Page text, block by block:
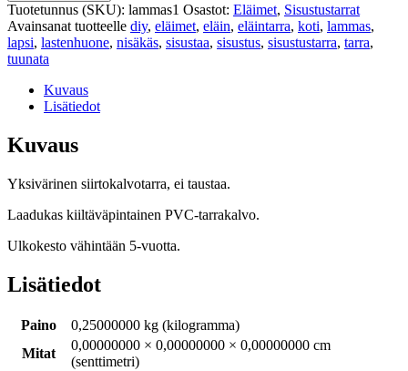
Tuotetunnus (SKU): lammas1 Osastot: Eläimet, Sisustustarrat
Avainsanat tuotteelle diy, eläimet, eläin, eläintarra, koti, lammas,
lapsi, lastenhuone, nisäkäs, sisustaa, sisustus, sisustustarra, tarra,
tuunata
Kuvaus
Lisätiedot
Kuvaus
Yksivärinen siirtokalvotarra, ei taustaa.
Laadukas kiiltäväpintainen PVC-tarrakalvo.
Ulkokesto vähintään 5-vuotta.
Lisätiedot
Paino
0,25000000 kg (kilogramma)
Mitat
0,00000000 × 0,00000000 × 0,00000000 cm
(senttimetri)